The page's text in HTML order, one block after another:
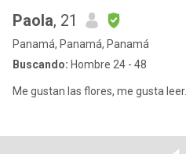
Paola, 21
Panamá, Panamá, Panamá
Buscando: Hombre 24 - 48
Me gustan las flores, me gusta leer.